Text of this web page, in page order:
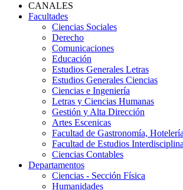
CANALES
Facultades
Ciencias Sociales
Derecho
Comunicaciones
Educación
Estudios Generales Letras
Estudios Generales Ciencias
Ciencias e Ingeniería
Letras y Ciencias Humanas
Gestión y Alta Dirección
Artes Escenicas
Facultad de Gastronomía,
Facultad de Estudios
Ciencias Contables
Departamentos
Ciencias - Sección Física
Humanidades